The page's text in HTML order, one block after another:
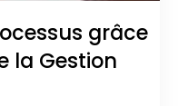
grâce
la Gestion